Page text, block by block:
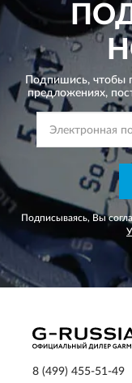
Подпишись, чтобы
предложениях,
Подписываясь, Вы
8 (499) 455-51-49